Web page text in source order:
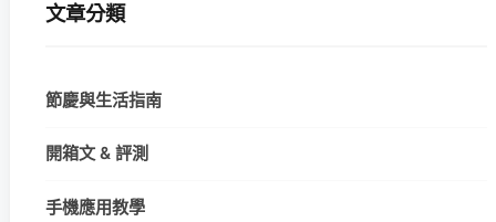
文章分類
節慶與生活指南
開箱文 & 評測
手機應用教學